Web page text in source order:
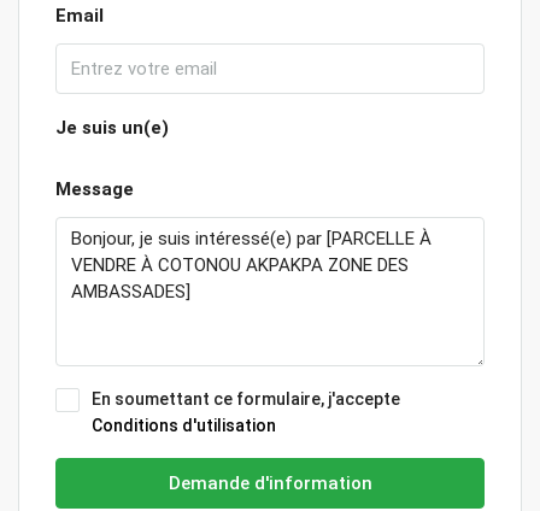
Email
Je suis un(e)
Message
En soumettant ce formulaire, j'accepte
Conditions d'utilisation
Demande d'information